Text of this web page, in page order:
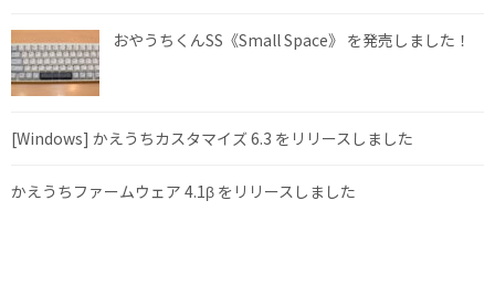
おやうちくんSS《Small Space》 を発売しました！
[Windows] かえうちカスタマイズ 6.3 をリリースしました
かえうちファームウェア 4.1β をリリースしました